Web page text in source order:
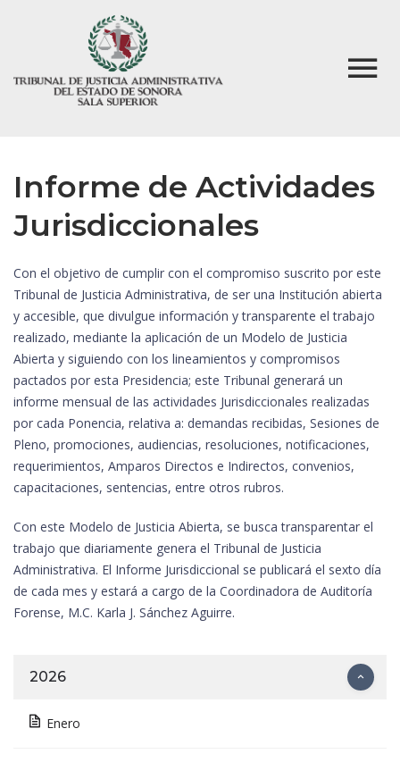
Informe de Actividades
Jurisdiccionales
Con el objetivo de cumplir con el compromiso suscrito por este
Tribunal de Justicia Administrativa, de ser una Institución abierta
y accesible, que divulgue información y transparente el trabajo
realizado, mediante la aplicación de un Modelo de Justicia
Abierta y siguiendo con los lineamientos y compromisos
pactados por esta Presidencia; este Tribunal generará un
informe mensual de las actividades Jurisdiccionales realizadas
por cada Ponencia, relativa a: demandas recibidas, Sesiones de
Pleno, promociones, audiencias, resoluciones, notificaciones,
requerimientos, Amparos Directos e Indirectos, convenios,
capacitaciones, sentencias, entre otros rubros.
Con este Modelo de Justicia Abierta, se busca transparentar el
trabajo que diariamente genera el Tribunal de Justicia
Administrativa. El Informe Jurisdiccional se publicará el sexto día
de cada mes y estará a cargo de la Coordinadora de Auditoría
Forense, M.C. Karla J. Sánchez Aguirre.
2026
Enero